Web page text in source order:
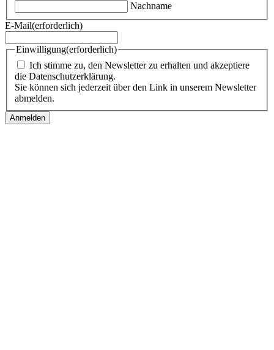
Nachname
E-Mail(erforderlich)
Einwilligung(erforderlich)
Ich stimme zu, den Newsletter zu erhalten und akzeptiere
die Datenschutzerklärung.
Sie können sich jederzeit über den Link in unserem Newsletter
abmelden.